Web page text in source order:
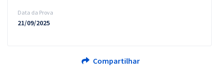
Data da Prova
21/09/2025
Compartilhar